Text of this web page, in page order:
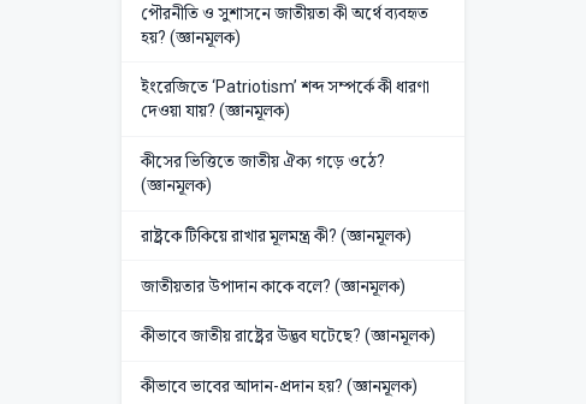
পৌরনীতি ও সুশাসনে জাতীয়তা কী অর্থে ব্যবহৃত
হয়? (জ্ঞানমূলক)
ইংরেজিতে ‘Patriotism’ শব্দ সম্পর্কে কী ধারণা
দেওয়া যায়? (জ্ঞানমূলক)
কীসের ভিত্তিতে জাতীয় ঐক্য গড়ে ওঠে?
(জ্ঞানমূলক)
রাষ্ট্রকে টিকিয়ে রাখার মূলমন্ত্র কী? (জ্ঞানমূলক)
জাতীয়তার উপাদান কাকে বলে? (জ্ঞানমূলক)
কীভাবে জাতীয় রাষ্ট্রের উদ্ভব ঘটেছে? (জ্ঞানমূলক)
কীভাবে ভাবের আদান-প্রদান হয়? (জ্ঞানমূলক)